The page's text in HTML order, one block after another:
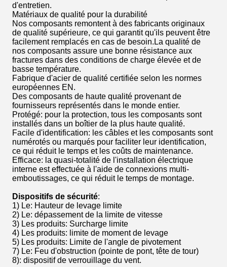
d'entretien.
Matériaux de qualité pour la durabilité
Nos composants remontent à des fabricants originaux
de qualité supérieure, ce qui garantit qu'ils peuvent être
facilement remplacés en cas de besoin.La qualité de
nos composants assure une bonne résistance aux
fractures dans des conditions de charge élevée et de
basse température.
Fabrique d'acier de qualité certifiée selon les normes
européennes EN.
Des composants de haute qualité provenant de
fournisseurs représentés dans le monde entier.
Protégé: pour la protection, tous les composants sont
installés dans un boîtier de la plus haute qualité.
Facile d'identification: les câbles et les composants sont
numérotés ou marqués pour faciliter leur identification,
ce qui réduit le temps et les coûts de maintenance.
Efficace: la quasi-totalité de l'installation électrique
interne est effectuée à l'aide de connexions multi-
emboutissages, ce qui réduit le temps de montage.
Dispositifs de sécurité:
1) Le: Hauteur de levage limite
2) Le: dépassement de la limite de vitesse
3) Les produits: Surcharge limite
4) Les produits: limite de moment de levage
5) Les produits: Limite de l'angle de pivotement
7) Le: Feu d'obstruction (pointe de pont, tête de tour)
8): dispositif de verrouillage du vent.